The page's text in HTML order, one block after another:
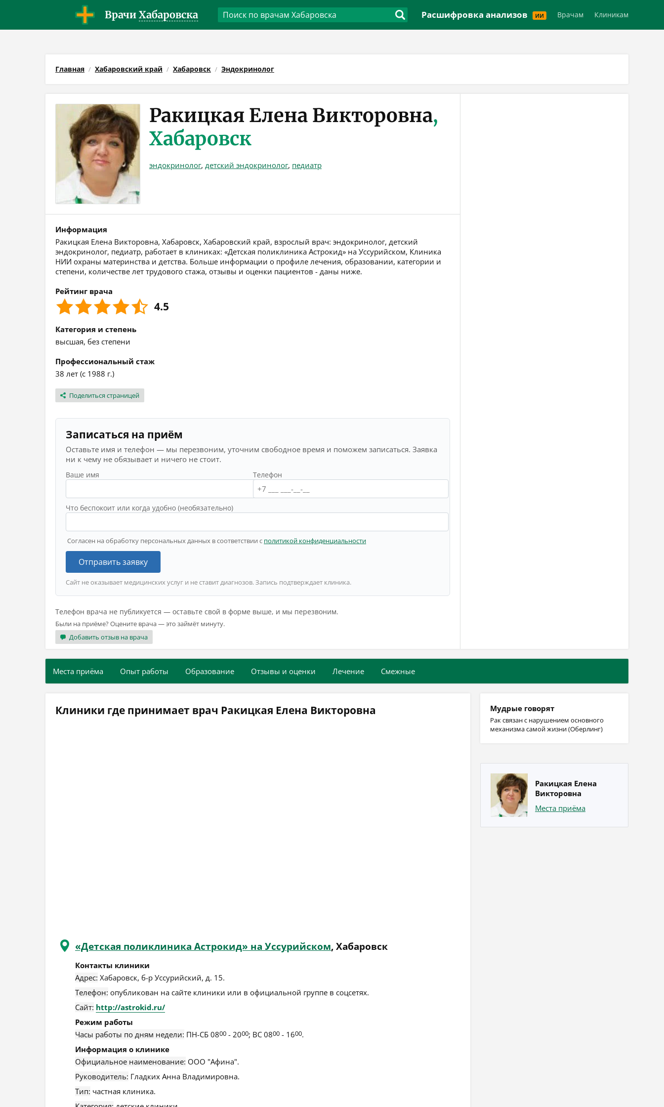
Врачи Хабаровска Расшифровка анализов ИИ Врачам Клиникам
Главная Хабаровский край Хабаровск Эндокринолог
Ракицкая Елена Викторовна,
Хабаровск
эндокринолог, детский эндокринолог, педиатр
Информация
Ракицкая Елена Викторовна, Хабаровск, Хабаровский край, взрослый врач: эндокринолог, детский
эндокринолог, педиатр, работает в клиниках: «Детская поликлиника Астрокид» на Уссурийском, Клиника
НИИ охраны материнства и детства. Больше информации о профиле лечения, образовании, категории и
степени, количестве лет трудового стажа, отзывы и оценки пациентов - даны ниже.
Рейтинг врача
4.5
Категория и степень
высшая, без степени
Профессиональный стаж
38 лет (с 1988 г.)
Поделиться страницей
Записаться на приём
Оставьте имя и телефон — мы перезвоним, уточним свободное время и поможем записаться. Заявка
ни к чему не обязывает и ничего не стоит.
Ваше имя Телефон
Что беспокоит или когда удобно (необязательно)
Согласен на обработку персональных данных в соответствии с политикой конфиденциальности
Отправить заявку
Сайт не оказывает медицинских услуг и не ставит диагнозов. Запись подтверждает клиника.
Телефон врача не публикуется — оставьте свой в форме выше, и мы перезвоним.
Были на приёме? Оцените врача — это займёт минуту.
Добавить отзыв на врача
Места приёма Опыт работы Образование Отзывы и оценки Лечение Смежные
Клиники где принимает врач Ракицкая Елена Викторовна
«Детская поликлиника Астрокид» на Уссурийском, Хабаровск
Контакты клиники
Адрес: Хабаровск, б-р Уссурийский, д. 15.
Телефон: опубликован на сайте клиники или в официальной группе в соцсетях.
Сайт: http://astrokid.ru/
Режим работы
Часы работы по дням недели: ПН-СБ 0800 - 2000; ВС 0800 - 1600.
Информация о клинике
Официальное наименование: ООО "Афина".
Руководитель: Гладких Анна Владимировна.
Тип: частная клиника.
Мудрые говорят
Рак связан с нарушением основного
механизма самой жизни (Оберлинг)
Ракицкая Елена
Викторовна
Места приёма